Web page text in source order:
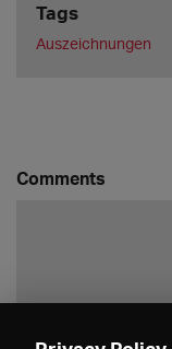
Tags
Auszeichnungen
Comments